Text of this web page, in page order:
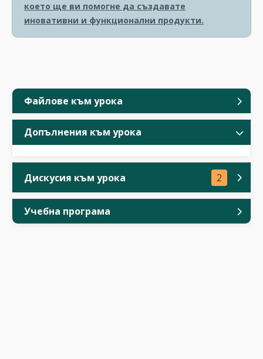
Файлове към урока
Допълнения към урока
Дискусия към урока 2
Учебна програма
което ще ви помогне да създавате
иновативни и функционални продукти.